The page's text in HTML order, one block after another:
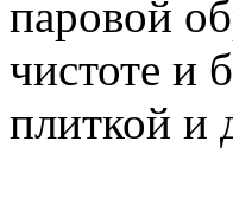
паровой
чистоте и
плиткой и